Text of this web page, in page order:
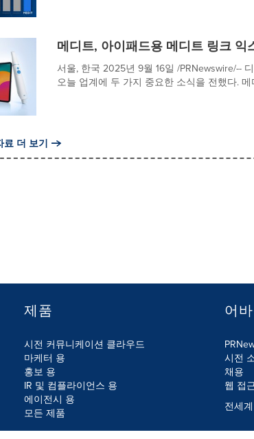
메디트, 아이패드용 메디트 링크
서울, 한국 2025년 9월 16일 /PRNewswire/--
오늘 업계에 두 가지 중요한 소식을 전했다.
료 더 보기
제품
시전 커뮤니케이션 클라우드
마케터 용
홍보 용
IR 및 컴플라이언스 용
에이전시 용
모든 제품
어
시전
채용
웹 접
전세